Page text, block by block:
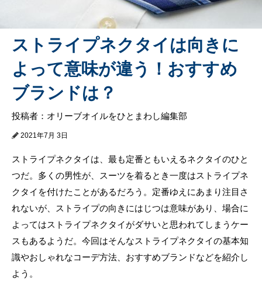
ストライプネクタイは向きに
よって意味が違う！おすすめ
ブランドは？
投稿者：オリーブオイルをひとまわし編集部
2021年7月 3日
ストライプネクタイは、最も定番ともいえるネクタイのひと
つだ。多くの男性が、スーツを着るとき一度はストライプネ
クタイを付けたことがあるだろう。定番ゆえにあまり注目さ
れないが、ストライプの向きにはじつは意味があり、場合に
よってはストライプネクタイがダサいと思われてしまうケー
スもあるようだ。今回はそんなストライプネクタイの基本知
識やおしゃれなコーデ方法、おすすめブランドなどを紹介し
よう。